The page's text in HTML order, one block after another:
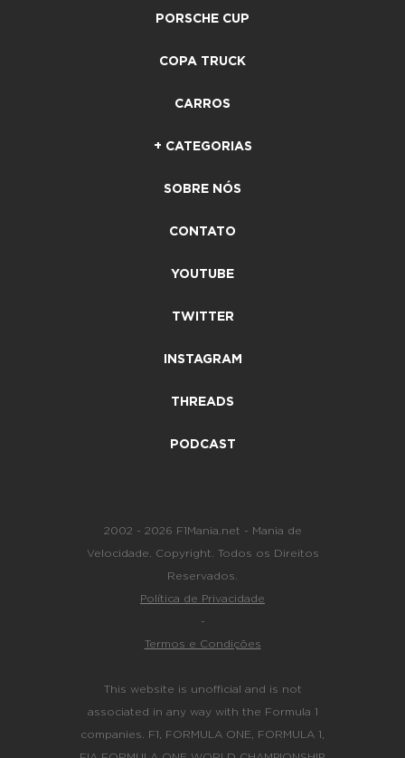
PORSCHE CUP
COPA TRUCK
CARROS
+ CATEGORIAS
SOBRE NÓS
CONTATO
YOUTUBE
TWITTER
INSTAGRAM
THREADS
PODCAST
2002 - 2026 F1Mania.net - Mania de
Velocidade. Copyright. Todos os Direitos
Reservados.
Política de Privacidade
-
Termos e Condições
This website is unofficial and is not
associated in any way with the Formula 1
companies. F1, FORMULA ONE, FORMULA 1,